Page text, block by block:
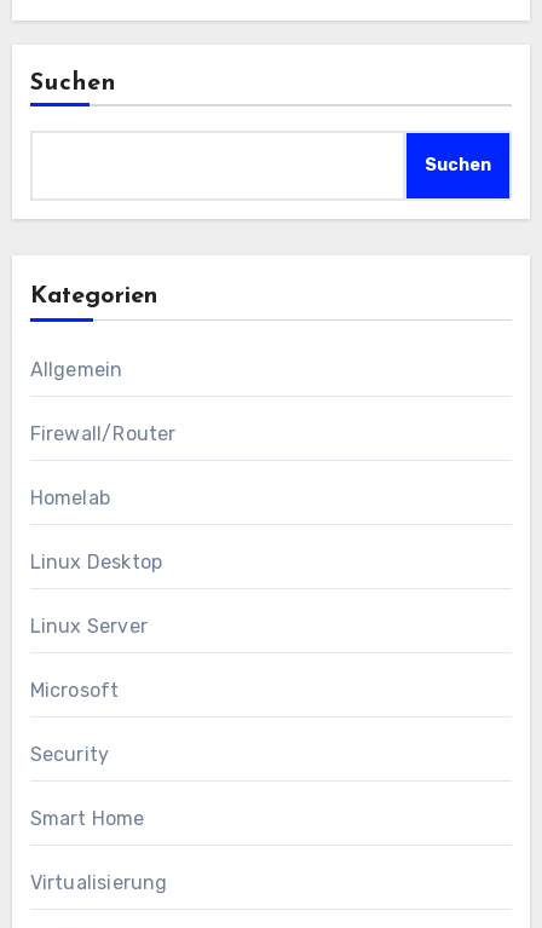
Suchen
Suchen
Kategorien
Allgemein
Firewall/Router
Homelab
Linux Desktop
Linux Server
Microsoft
Security
Smart Home
Virtualisierung